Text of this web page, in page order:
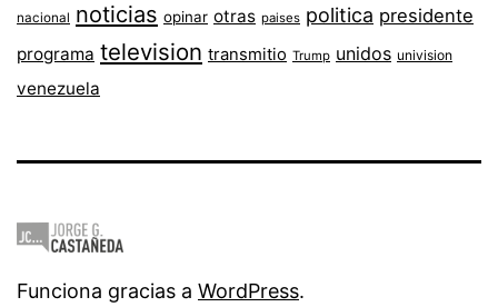
nacional noticias opinar otras paises politica presidente
programa television transmitio Trump unidos univision
venezuela
Funciona gracias a WordPress.